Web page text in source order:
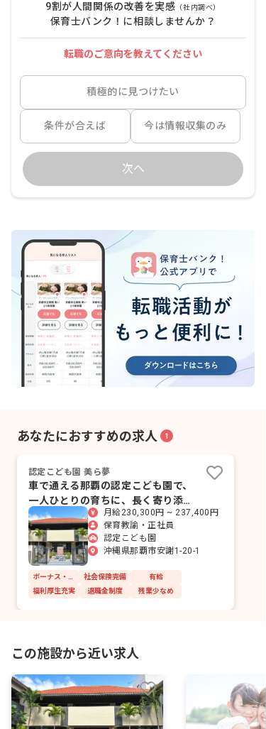
9割が人間関係の改善を実感 （社内調べ）
保育士バンク！に相談しませんか？
転職のご意向を教えてください
積極的に見つけたい
条件が合えば 今は情報収集のみ
次へ
あなたにおすすめの求人 1
認定こども園 美ら夢
車で通える那覇の認定こども園で、
一人ひとりの育ちに、長く寄り添っ
ていく。
月給230,300円 ~ 237,400円
保育教諭・正社員
認定こども園
沖縄県那覇市安謝1-20-1
社会保険完備
有給
福利厚生充実
退職金制度 残業少なめ
この施設から近い求人